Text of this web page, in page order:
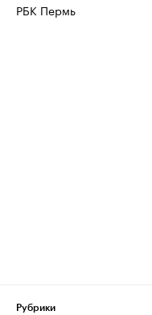
РБК Пермь
Рубрики